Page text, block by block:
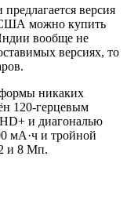
версия
США можно купить
вообще не
версиях, то
никаких
120-герцевым
и диагональю
мА·ч и тройной
и 8 Мп.